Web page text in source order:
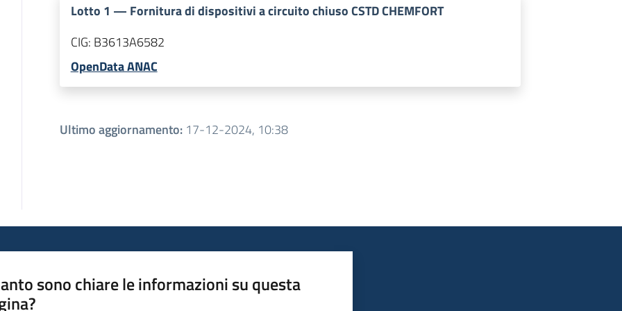
Lotto 1 — Fornitura di dispositivi a circuito chiuso CSTD CHEMFORT
CIG: B3613A6582
OpenData ANAC
Ultimo aggiornamento: 17-12-2024, 10:38
sono chiare le informazioni su questa